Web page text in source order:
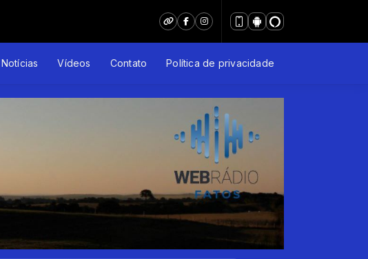
Notícias Vídeos Contato Política de privacidade